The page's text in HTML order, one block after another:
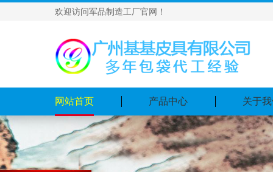
欢迎访问军品制造工厂官网！
网站首页 产品中心 关于